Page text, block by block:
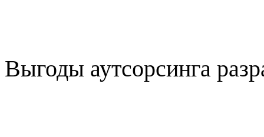
Выгоды аутсорсинга